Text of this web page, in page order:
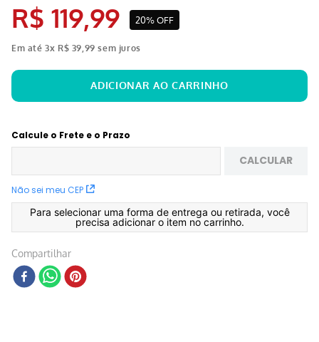
R$ 119,99 20%OFF
Em até3x R$ 39 99 sem juros
Calcule o Frete e o Prazo
Não sei meu CEP
CALCULAR
Para selecionar uma forma de entrega ou retirada, você
precisa adicionar o item no carrinho.
Compartilhar